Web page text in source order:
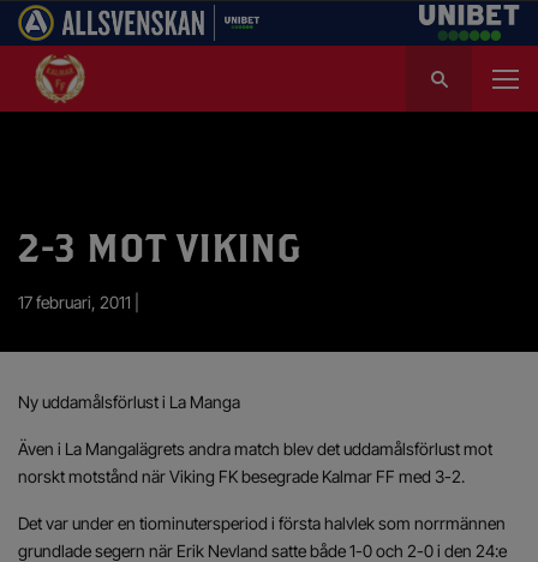
k
2-3 MOT VIKING
17 februari, 2011 |
Ny uddamålsförlust i La Manga
Även i La Mangalägrets andra match blev det uddamålsförlust mot
norskt motstånd när Viking FK besegrade Kalmar FF med 3-2.
Det var under en tiominutersperiod i första halvlek som norrmännen
grundlade segern när Erik Nevland satte både 1-0 och 2-0 i den 24:e